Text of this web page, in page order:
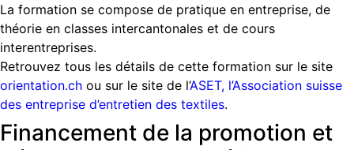
La formation se compose de pratique en entreprise, de
théorie en classes intercantonales et de cours
interentreprises.
Retrouvez tous les détails de cette formation sur le site
orientation.ch ou sur le site de l’ASET, l’Association suisse
des entreprise d’entretien des textiles.
Financement de la promotion et